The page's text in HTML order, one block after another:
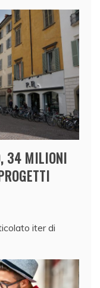
34 MILIONI
iter di